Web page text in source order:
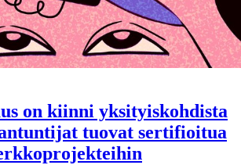
on kiinni yksityiskohdista
tuovat sertifioitua